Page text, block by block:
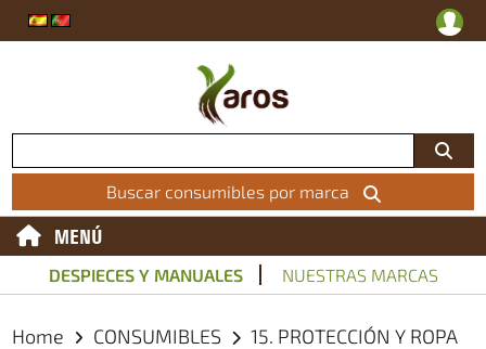
Buscar consumibles por marca
MENÚ
DESPIECES Y MANUALES NUESTRAS MARCAS
Home CONSUMIBLES
15. PROTECCIÓN Y ROPA